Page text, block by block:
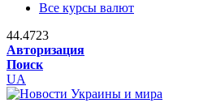
Все курсы валют
44.4723
Авторизация
Поиск
UA